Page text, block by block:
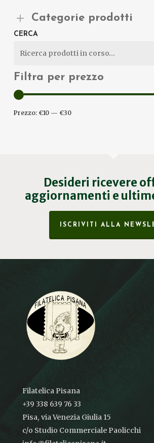
Categorie prodotti
CERCA
Filtra per prezzo
Prezzo: €10— €30
Desideri ricevere
aggiornamenti e
ISCRIVITI ALLA
Filatelica Pisana
+39 338 639 76 33
Pisa, via Venezia Giulia 15
c/o Studio Commerciale Paolicchi